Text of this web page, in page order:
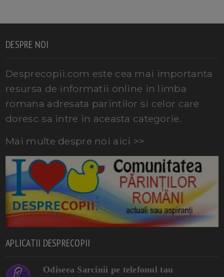
DESPRE NOI
Desprecopii.com este cea mai importanta
resursa de informatii online in limba
romana adresata parintilor si celor care
doresc sa intre in aceasta categorie.
Mai multe despre noi aici >>
APLICATII DESPRECOPII
Odiseea Sarcinii pe telefonul tau